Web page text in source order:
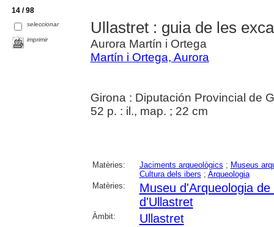
14 / 98
seleccionar
imprimir
Ullastret : guia de les
Aurora Martín i Ortega
Martín i Ortega, Aurora
Girona : Diputación Provincial de
52 p. : il., map. ; 22 cm
Matèries: Jaciments arqueològics ; Museus
Cultura dels ibers ; Arqueologia
Matèries:
Museu d'Arqueologia de
d'Ullastret
Àmbit: Ullastret